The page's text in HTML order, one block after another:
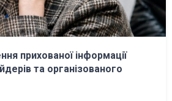
прихованої інформації
та організованого